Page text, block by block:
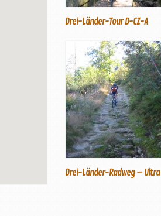
Drei-Länder-Tour D-CZ-A
Drei-Länder-Radweg – Ultra